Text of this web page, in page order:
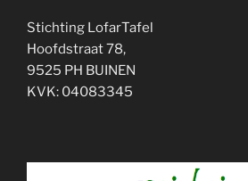
Stichting LofarTafel
Hoofdstraat 78,
9525 PH BUINEN
KVK: 04083345